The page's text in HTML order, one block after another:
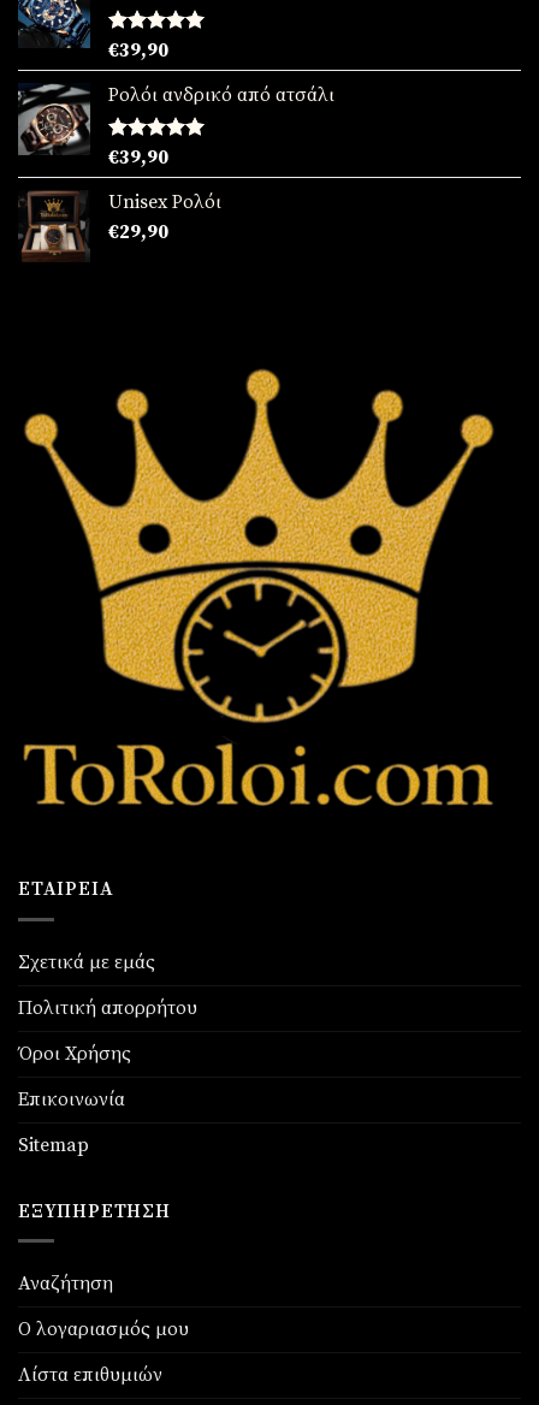
Βαθμολογήθηκε
με5.00
από 5
€39,90
Ρολόι ανδρικό από ατσάλι
Βαθμολογήθηκε
με5.00
από 5
€39,90
Unisex Ρολόι
€29,90
ΕΤΑΙΡΕΊΑ
Σχετικά με εμάς
Πολιτική απορρήτου
Όροι Χρήσης
Επικοινωνία
Sitemap
ΕΞΥΠΗΡΈΤΗΣΗ
Αναζήτηση
Ο λογαριασμός μου
Λίστα επιθυμιών